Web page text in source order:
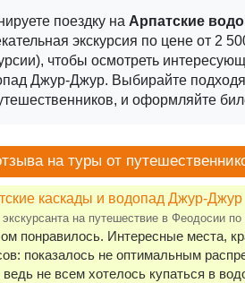
поездку на Арпатские
экскурсия по цене от 2
чтобы осмотреть
Джур-Джур. Выбирайте
и оформляйте
на туры от
каскады и водопад Джур-Джур
на путешествие в Феодосии
понравилось. Интересные места,
показалось не оптимальным
не всем хотелось купаться в